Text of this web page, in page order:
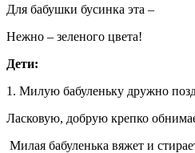
Для бабушки бусинка эта –
Нежно – зеленого цвета!
Дети:
1. Милую бабуленьку дружно
Ласковую, добрую крепко
Милая бабуленька вяжет и